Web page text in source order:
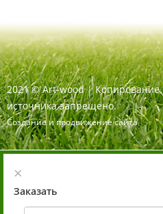
2021 ©Art-wood |Копирование
источника запрещено.
Создание и продвижение сайта
×
Заказать